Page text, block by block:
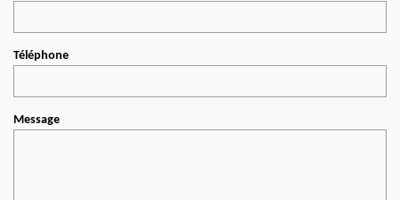
Téléphone
Message